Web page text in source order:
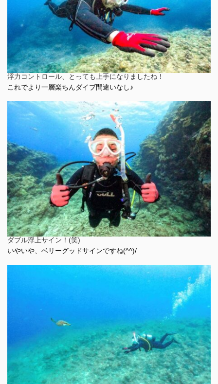
浮力コントロール、とっても上手になりましたね！
これでより一層楽ちんダイブ間違いなし♪
ダブル浮上サイン！(笑)
いやいや、ベリーグッドサインですね(^^)/